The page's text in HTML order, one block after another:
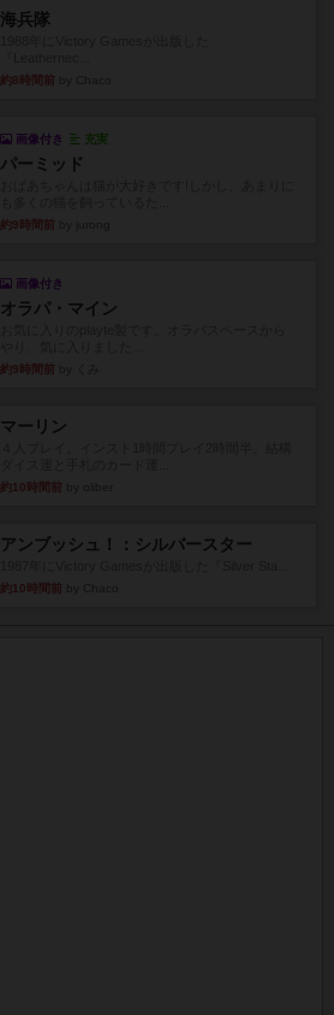
海兵隊
約8時間前
画像付き 充実
パーミッド
約9時間前
画像付き
オラパ・マイン
約9時間前
マーリン
約10時間前
アンブッシュ！：シルバースター
約10時間前